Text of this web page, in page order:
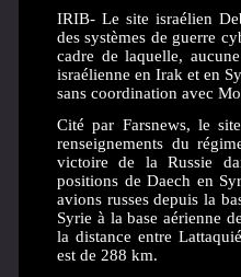
IRIB- Le site israélien
des systèmes de guerre
cadre de laquelle,
israélienne en Irak et en
sans coordination avec
Cité par Farsnews, le
renseignements du
victoire de la Russie
positions de Daech en
avions russes depuis la
Syrie à la base aérienne
la distance entre
est de 288 km.